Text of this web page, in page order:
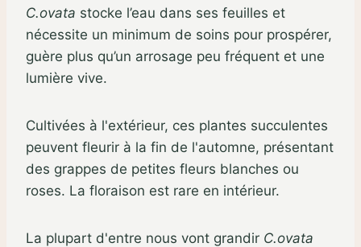
C.ovata stocke l’eau dans ses feuilles et
nécessite un minimum de soins pour prospérer,
guère plus qu’un arrosage peu fréquent et une
lumière vive.
Cultivées à l'extérieur, ces plantes succulentes
peuvent fleurir à la fin de l'automne, présentant
des grappes de petites fleurs blanches ou
roses. La floraison est rare en intérieur.
La plupart d'entre nous vont grandir C.ovata